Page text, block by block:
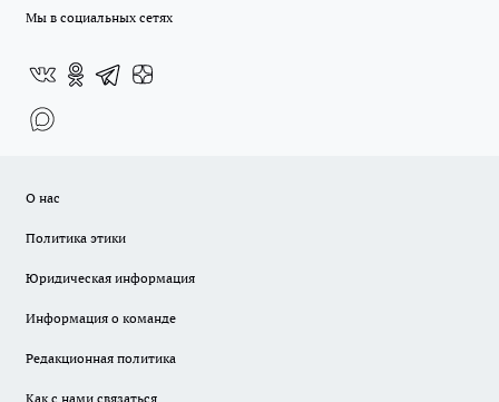
Мы в социальных сетях
О нас
Политика этики
Юридическая информация
Информация о команде
Редакционная политика
Как с нами связаться